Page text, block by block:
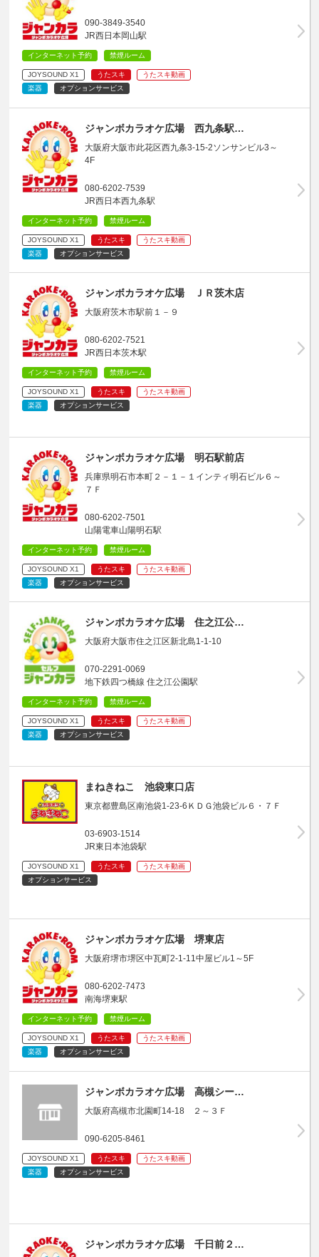
090-3849-3540
JR西日本岡山駅
インターネット予約 禁煙ルーム
JOYSOUND X1 うたスキ
うたスキ動画
楽器
オプションサービス
ジャンボカラオケ広場 西九条駅…
大阪府大阪市此花区西九条3-15-2ソンサンビル3～
4F
080-6202-7539
JR西日本西九条駅
インターネット予約 禁煙ルーム
JOYSOUND X1 うたスキ
うたスキ動画
楽器
オプションサービス
ジャンボカラオケ広場 ＪＲ茨木店
大阪府茨木市駅前１－９
080-6202-7521
JR西日本茨木駅
インターネット予約 禁煙ルーム
JOYSOUND X1 うたスキ
うたスキ動画
楽器
オプションサービス
ジャンボカラオケ広場 明石駅前店
兵庫県明石市本町２－１－１インティ明石ビル６～
７Ｆ
080-6202-7501
山陽電車山陽明石駅
インターネット予約 禁煙ルーム
JOYSOUND X1 うたスキ
うたスキ動画
楽器
オプションサービス
ジャンボカラオケ広場 住之江公…
大阪府大阪市住之江区新北島1-1-10
070-2291-0069
地下鉄四つ橋線 住之江公園駅
インターネット予約 禁煙ルーム
JOYSOUND X1 うたスキ
うたスキ動画
楽器
オプションサービス
まねきねこ 池袋東口店
東京都豊島区南池袋1-23-6ＫＤＧ池袋ビル６・７Ｆ
03-6903-1514
JR東日本池袋駅
JOYSOUND X1 うたスキ
うたスキ動画
オプションサービス
ジャンボカラオケ広場 堺東店
大阪府堺市堺区中瓦町2-1-11中屋ビル1～5F
080-6202-7473
南海堺東駅
インターネット予約 禁煙ルーム
JOYSOUND X1 うたスキ
うたスキ動画
楽器
オプションサービス
ジャンボカラオケ広場 高槻シー…
大阪府高槻市北園町14-18 ２～３Ｆ
090-6205-8461
JOYSOUND X1 うたスキ
うたスキ動画
楽器
オプションサービス
ジャンボカラオケ広場 千日前２…